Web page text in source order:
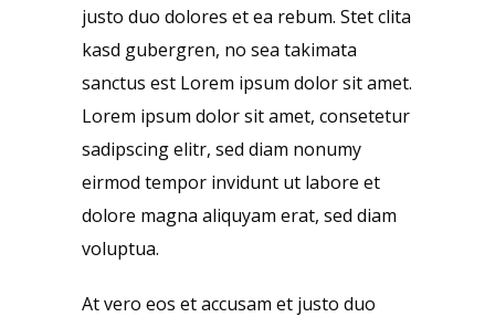
justo duo dolores et ea rebum. Stet clita
kasd gubergren, no sea takimata
sanctus est Lorem ipsum dolor sit amet.
Lorem ipsum dolor sit amet, consetetur
sadipscing elitr, sed diam nonumy
eirmod tempor invidunt ut labore et
dolore magna aliquyam erat, sed diam
voluptua.
At vero eos et accusam et justo duo